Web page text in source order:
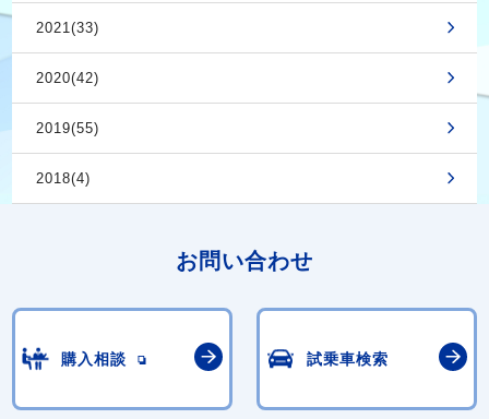
2021(33)
2020(42)
2019(55)
2018(4)
お問い合わせ
購入相談 試乗車検索